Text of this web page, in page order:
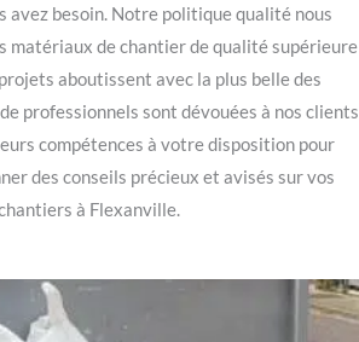
avez besoin. Notre politique qualité nous
matériaux de chantier de qualité supérieure
aboutissent avec la plus belle des
professionnels sont dévouées à nos clients
compétences à votre disposition pour
des conseils précieux et avisés sur vos
à Flexanville.